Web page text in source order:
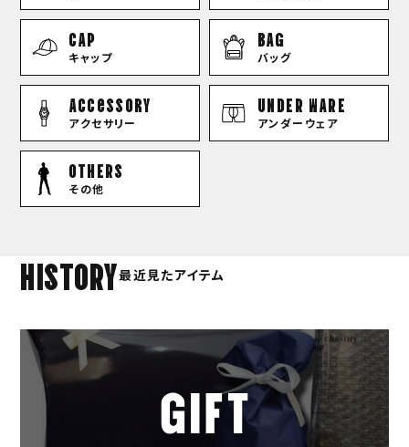
CAP
キャップ
BAG
バッグ
Accessory
アクセサリー
UNDER WARE
アンダーウェア
OTHERS
その他
HISTORY最近見たアイテム